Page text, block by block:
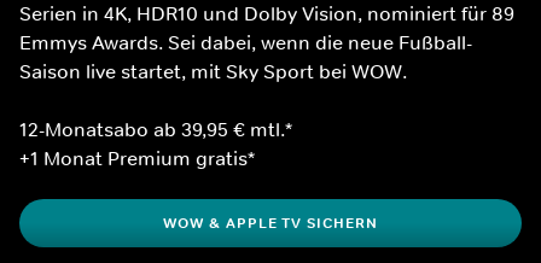
Serien in 4K, HDR10 und Dolby Vision, nominiert für 89
Emmys Awards. Sei dabei, wenn die neue Fußball-
Saison live startet, mit Sky Sport bei WOW.
12-Monatsabo ab 39,95 € mtl.*
+1 Monat Premium gratis*
WOW & APPLE TV SICHERN